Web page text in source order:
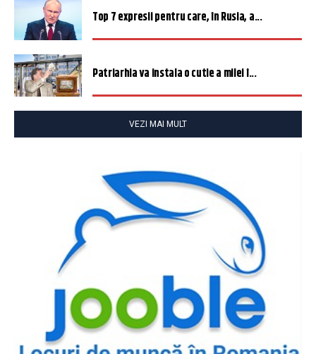
Top 7 expresii pentru care, în Rusia, a...
Patriarhia va instala o cutie a milei î...
VEZI MAI MULT